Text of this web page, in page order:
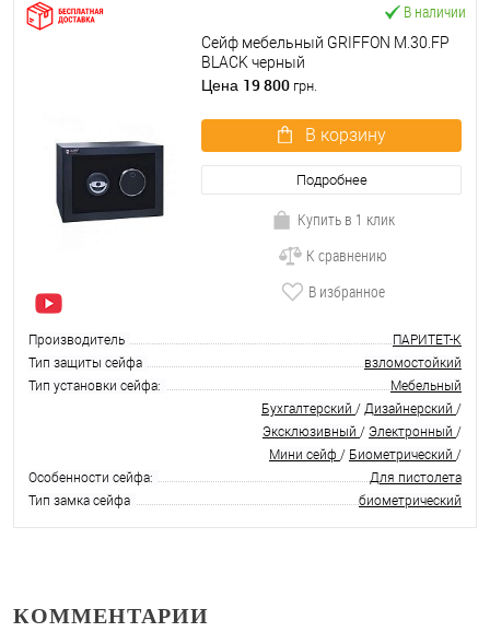
В наличии
Сейф мебельный GRIFFON M.30.FP
BLACK черный
Цена 19 800 грн.
В корзину
Подробнее
Купить в 1 клик
К сравнению
В избранное
Производитель
ПАРИТЕТ-К
Тип защиты сейфа
взломостойкий
Тип установки сейфа:
Мебельный
Особенности сейфа:
Бухгалтерский / Дизайнерский /
Эксклюзивный / Электронный /
Мини сейф / Биометрический /
Для пистолета
Тип замка сейфа
биометрический
КОММЕНТАРИИ